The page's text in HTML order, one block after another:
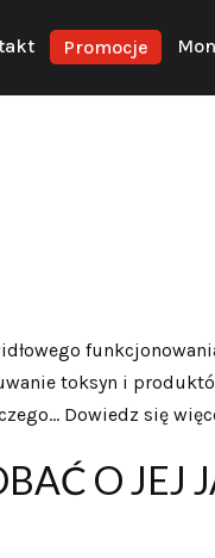
Promocje
toksyn i
Dowiedz się
O JEJ